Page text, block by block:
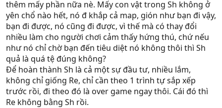
thêm mấy phần nữa nè. Mấy con vật trong Sh không ở
yên chổ nào hết, nó đ khắp cả map, gión như bạn đi vậy,
bạn đi được, nó cũng đi được, vì thế mà có thay đổi
nhiều làm cho người chơi cảm thấy hứng thú, chứ nếu
như nó chỉ chờ bạn đến tiêu diệt nó không thôi thì Sh
quả là quá tệ đúng không?
Để hoàn thành Sh là cả một sự đầu tư, nhiều lắm,
không chỉ giống Re, chỉ cần theo 1 trình tự sắp xếp
trước rồi, đi theo đó là over game ngay thôi. Cái đó thì
Re không bằng Sh rồi.